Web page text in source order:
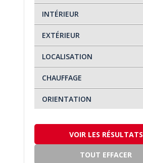
Investissement
Location à court terme
Revente(19)
Vue Mer(7)
INTÉRIEUR
EXTÉRIEUR
LOCALISATION
CHAUFFAGE
ORIENTATION
VOIR LES RÉSULTATS
TOUT EFFACER